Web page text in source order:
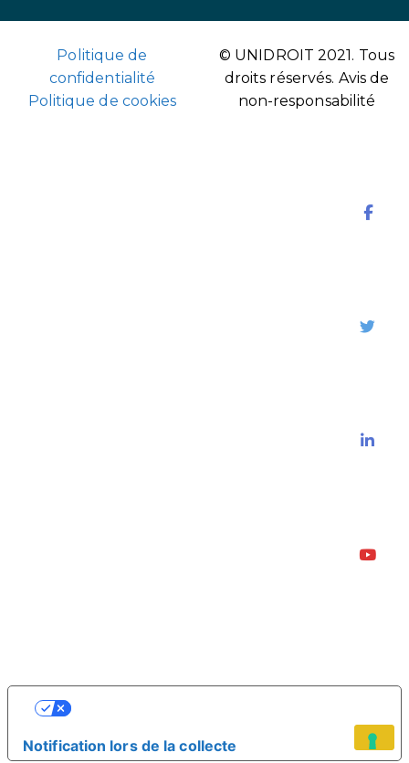
Politique de
confidentialité
Politique de cookies
© UNIDROIT 2021. Tous
droits réservés. Avis de
non-responsabilité
Notification lors de la collecte